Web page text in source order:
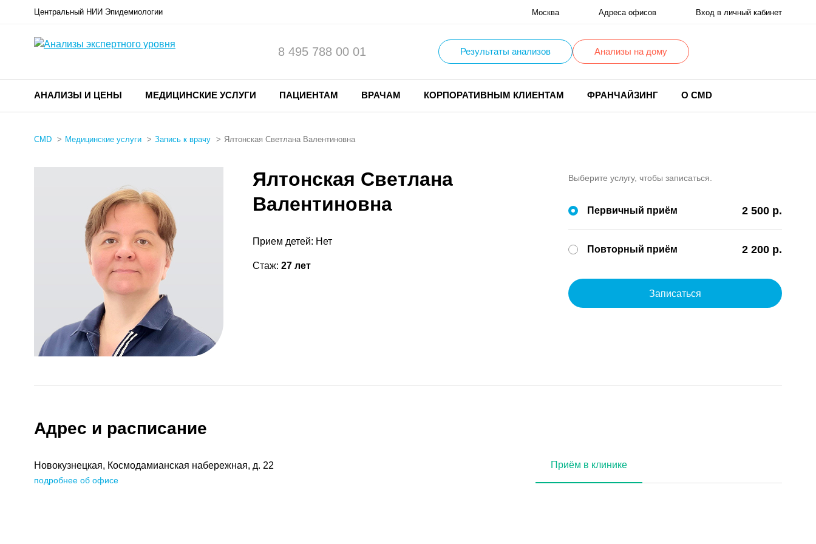
Центральный НИИ Эпидемиологии Москва Адреса офисов Вход в личный кабинет
8 495 788 00 01 Результаты анализов Анализы на дому
АНАЛИЗЫ И ЦЕНЫ МЕДИЦИНСКИЕ УСЛУГИ ПАЦИЕНТАМ ВРАЧАМ КОРПОРАТИВНЫМ КЛИЕНТАМ ФРАНЧАЙЗИНГ О CMD
CMD Медицинские услуги Запись к врачу Ялтонская Светлана Валентиновна
Ялтонская Светлана
Валентиновна
Прием детей: Нет
Стаж: 27 лет
Выберите услугу, чтобы записаться.
Первичный приём 2 500 р.
Повторный приём 2 200 р.
Записаться
Адрес и расписание
Новокузнецкая, Космодамианская набережная, д. 22
подробнее об офисе
Приём в клинике